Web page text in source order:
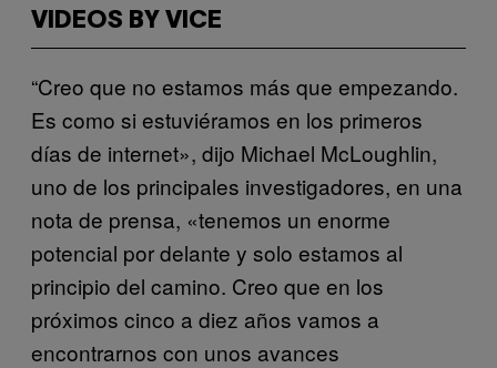
VIDEOS BY VICE
“Creo que no estamos más que empezando.
Es como si estuviéramos en los primeros
días de internet», dijo Michael McLoughlin,
uno de los principales investigadores, en una
nota de prensa, «tenemos un enorme
potencial por delante y solo estamos al
principio del camino. Creo que en los
próximos cinco a diez años vamos a
encontrarnos con unos avances